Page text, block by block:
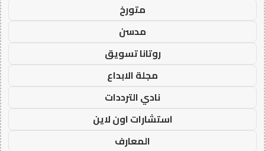
متورخ
مدسن
روتانا تسويق
مجلة الابداع
نادي الترددات
استشارات اون لاين
المعارف